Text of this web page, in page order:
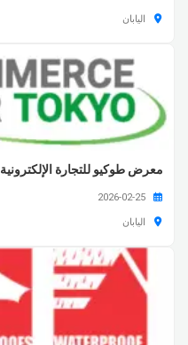
اليابان
معرض طوكيو للتجارة الإلكترونية eCommerce Fair Tokyo
اليابان